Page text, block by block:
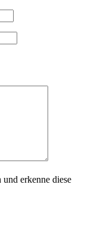
und erkenne diese